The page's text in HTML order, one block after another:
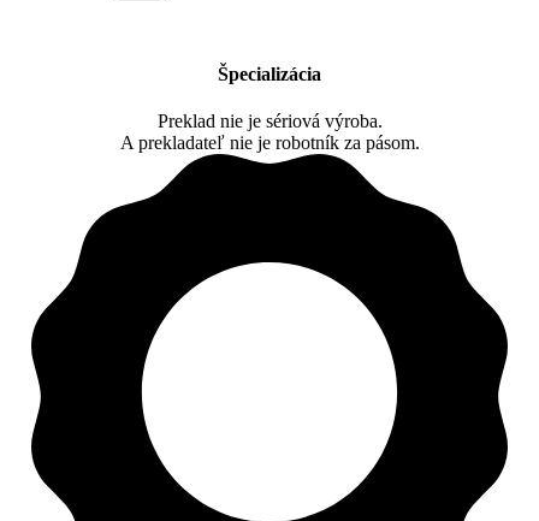
Špecializácia
Preklad nie je sériová výroba.
A prekladateľ nie je robotník za pásom.